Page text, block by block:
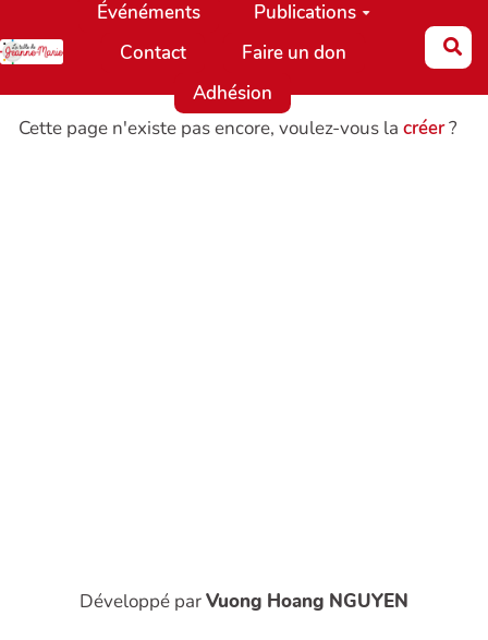
Aller au contenu principal
Événéments
Publications
Contact
Faire un don
Adhésion
Cette page n'existe pas encore, voulez-vous la créer?
Développé parVuong Hoang NGUYEN